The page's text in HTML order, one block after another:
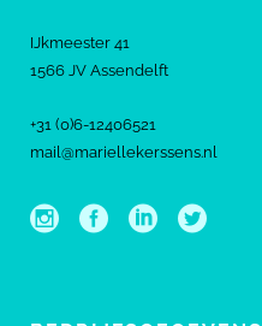
IJkmeester 41
1566 JV Assendelft
+31 (0)6-12406521
mail@mariellekerssens.nl